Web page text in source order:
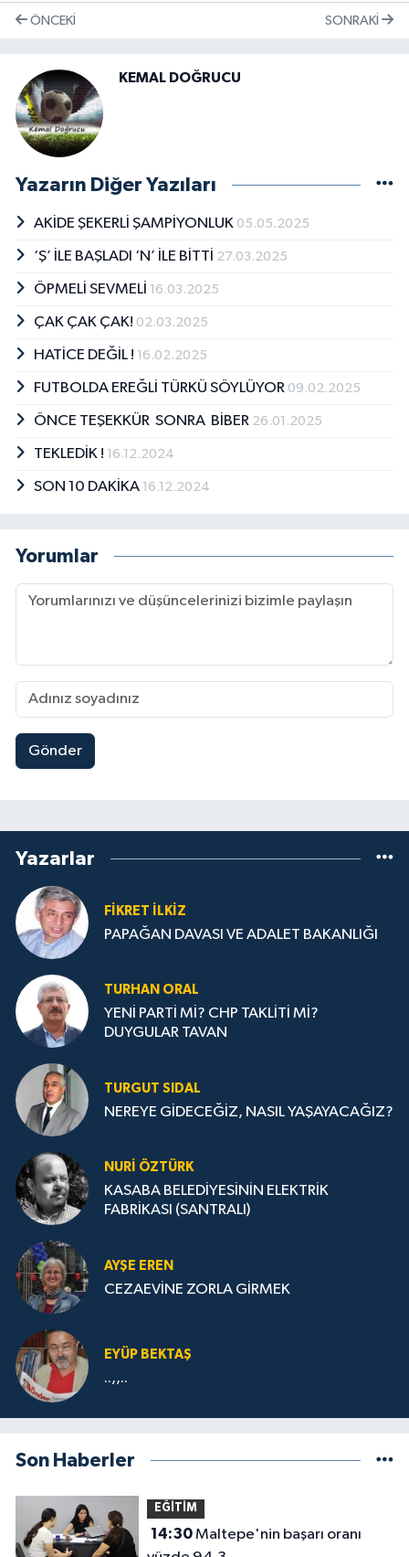
ÖNCEKI SONRAKI
KEMAL DOĞRUCU
Yazarın Diğer Yazıları
AKİDE ŞEKERLİ ŞAMPİYONLUK 05.05.2025
‘Ş’ İLE BAŞLADI ‘N’ İLE BİTTİ 27.03.2025
ÖPMELİ SEVMELİ 16.03.2025
ÇAK ÇAK ÇAK! 02.03.2025
HATİCE DEĞİL ! 16.02.2025
FUTBOLDA EREĞLİ TÜRKÜ SÖYLÜYOR 09.02.2025
ÖNCE TEŞEKKÜR SONRA BİBER 26.01.2025
TEKLEDİK ! 16.12.2024
SON 10 DAKİKA 16.12.2024
Yorumlar
Gönder
Yazarlar
FIKRET İLKİZ
PAPAĞAN DAVASI VE ADALET BAKANLIĞI
TURHAN ORAL
YENİ PARTİ Mİ? CHP TAKLİTİ Mİ?
DUYGULAR TAVAN
TURGUT SIDAL
NEREYE GİDECEĞİZ, NASIL YAŞAYACAĞIZ?
NURİ ÖZTÜRK
KASABA BELEDİYESİNİN ELEKTRİK
FABRİKASI (SANTRALI)
AYŞE EREN
CEZAEVİNE ZORLA GİRMEK
EYÜP BEKTAŞ
..,,..
Son Haberler
EĞİTİM
14:30Maltepe'nin başarı oranı